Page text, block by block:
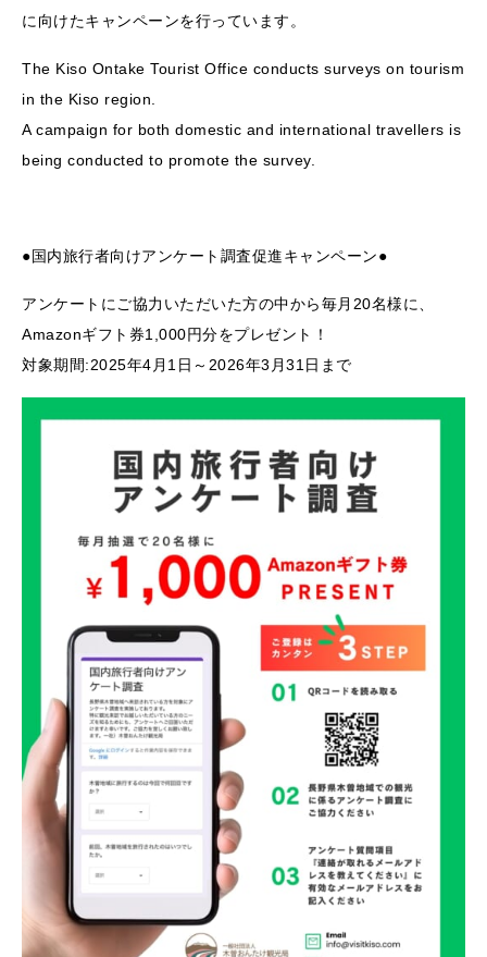
に向けたキャンペーンを行っています。
The Kiso Ontake Tourist Office conducts surveys on tourism
in the Kiso region.
A campaign for both domestic and international travellers is
being conducted to promote the survey.
●国内旅行者向けアンケート調査促進キャンペーン●
アンケートにご協力いただいた方の中から毎月20名様に、
Amazonギフト券1,000円分をプレゼント！
対象期間:2025年4月1日～2026年3月31日まで